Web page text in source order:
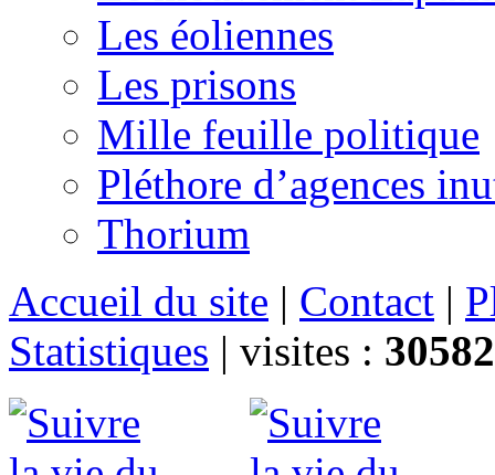
Les éoliennes
Les prisons
Mille feuille politique
Pléthore d’agences
Thorium
Accueil du site | Contact |
Statistiques | visites :